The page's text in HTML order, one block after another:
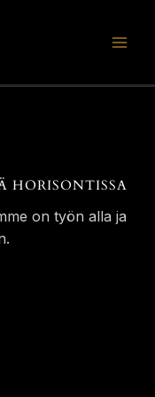
HORISONTISSA
on työn alla ja